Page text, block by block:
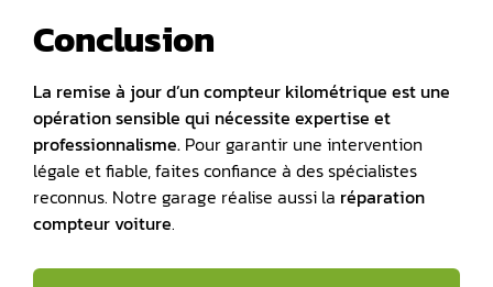
Conclusion
La remise à jour d’un compteur kilométrique est une
opération sensible qui nécessite expertise et
professionnalisme. Pour garantir une intervention
légale et fiable, faites confiance à des spécialistes
reconnus. Notre garage réalise aussi la réparation
compteur voiture.